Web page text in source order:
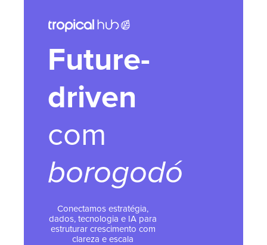
Future-
driven
com
borogodó
Conectamos estratégia,
dados, tecnologia e IA para
estruturar crescimento com
clareza e escala